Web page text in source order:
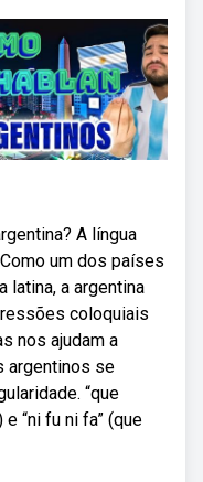
A língua
um dos países
latina, a argentina
coloquiais
nos ajudam a
argentinos se
“que
“ni fu ni fa” (que